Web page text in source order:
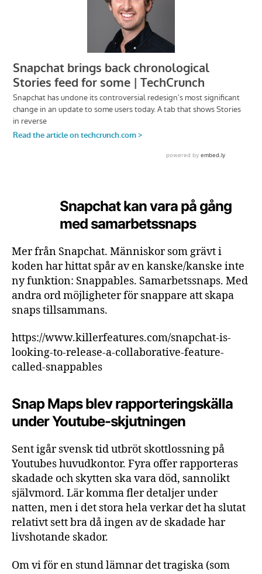
Snapchat kan vara på gång
med samarbetssnaps
Mer från Snapchat. Människor som grävt i
koden har hittat spår av en kanske/kanske inte
ny funktion: Snappables. Samarbetssnaps. Med
andra ord möjligheter för snappare att skapa
snaps tillsammans.
https://www.killerfeatures.com/snapchat-is-
looking-to-release-a-collaborative-feature-
called-snappables
Snap Maps blev rapporteringskälla
under Youtube-skjutningen
Sent igår svensk tid utbröt skottlossning på
Youtubes huvudkontor. Fyra offer rapporteras
skadade och skytten ska vara död, sannolikt
självmord. Lär komma fler detaljer under
natten, men i det stora hela verkar det ha slutat
relativt sett bra då ingen av de skadade har
livshotande skador.
Om vi för en stund lämnar det tragiska (som